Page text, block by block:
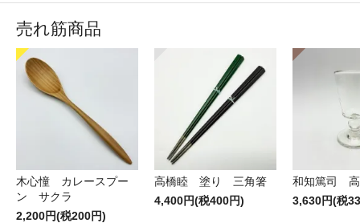
売れ筋商品
木心憧 カレースプー
ン サクラ
2,200円(税200円)
高橋睦 塗り 三角箸
4,400円(税400円)
和知篤司
3,630円(税